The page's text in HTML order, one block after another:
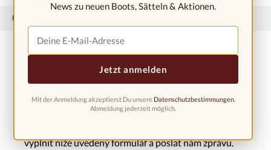
Domů
Fragen zur Bestellung
Ahoj! Pokud máte dotaz ohledně objednávky,
vyplnit níže uvedený formulář a poslat nám zprávu.
News zu neuen Boots, Sätteln & Aktionen.
Jetzt anmelden
Mit der Anmeldung akzeptierst Du unsere Datenschutzbestimmungen.
Abmeldung jederzeit möglich.